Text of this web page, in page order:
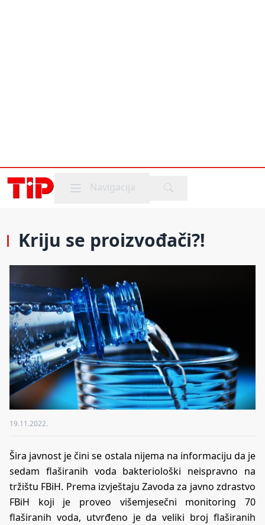
Mobile menu
Navigacija
Kriju se proizvođači?!
19.11.2022.
Šira javnost je čini se ostala nijema na informaciju da je
sedam flaširanih voda bakteriološki neispravno na
tržištu FBiH. Prema izvještaju Zavoda za javno zdrastvo
FBiH koji je proveo višemjesečni monitoring 70
flaširanih voda, utvrđeno je da veliki broj flaširanih